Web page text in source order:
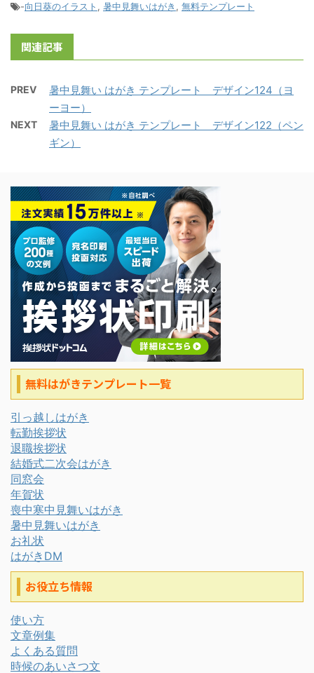
-向日葵のイラスト , 暑中見舞いはがき , 無料テンプレート
関連記事
PREV
暑中見舞い はがき テンプレート デザイン124（ヨ
ーヨー）
NEXT
暑中見舞い はがき テンプレート デザイン122（ペン
ギン）
無料はがきテンプレート一覧
引っ越しはがき
転勤挨拶状
退職挨拶状
結婚式二次会はがき
同窓会
年賀状
喪中寒中見舞いはがき
暑中見舞いはがき
お礼状
はがきDM
お役立ち情報
使い方
文章例集
よくある質問
時候のあいさつ文